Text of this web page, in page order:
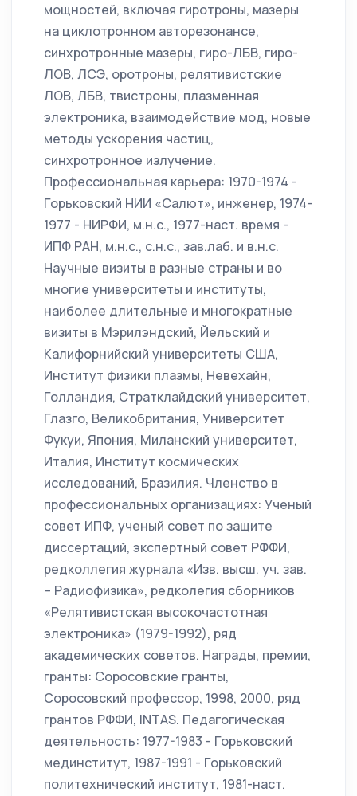
мощностей, включая гиротроны, мазеры
на циклотронном авторезонансе,
синхротронные мазеры, гиро-ЛБВ, гиро-
ЛОВ, ЛСЭ, оротроны, релятивистские
ЛОВ, ЛБВ, твистроны, плазменная
электроника, взаимодействие мод, новые
методы ускорения частиц,
синхротронное излучение.
Профессиональная карьера: 1970-1974 -
Горьковский НИИ «Салют», инженер, 1974-
1977 - НИРФИ, м.н.с., 1977-наст. время -
ИПФ РАН, м.н.с., с.н.с., зав.лаб. и в.н.с.
Научные визиты в разные страны и во
многие университеты и институты,
наиболее длительные и многократные
визиты в Мэрилэндский, Йельский и
Калифорнийский университеты США,
Институт физики плазмы, Невехайн,
Голландия, Стратклайдский университет,
Глазго, Великобритания, Университет
Фукуи, Япония, Миланский университет,
Италия, Институт космических
исследований, Бразилия. Членство в
профессиональных организациях: Ученый
совет ИПФ, ученый совет по защите
диссертаций, экспертный совет РФФИ,
редколлегия журнала «Изв. высш. уч. зав.
– Радиофизика», редколегия сборников
«Релятивистская высокочастотная
электроника» (1979-1992), ряд
академических советов. Награды, премии,
гранты: Соросовские гранты,
Соросовский профессор, 1998, 2000, ряд
грантов РФФИ, INTAS. Педагогическая
деятельность: 1977-1983 - Горьковский
мединститут, 1987-1991 - Горьковский
политехнический институт, 1981-наст.